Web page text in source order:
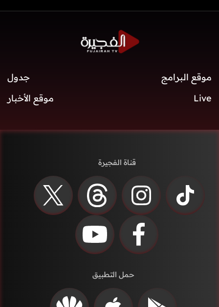
موقع البرامج
جدول
Live
موقع الأخبار
قناة الفجيرة
حمل التطبيق